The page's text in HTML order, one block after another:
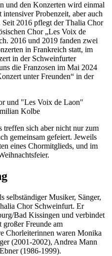
und den Konzerten wird einmal
Probenzeit, aber auch
Seit 2016 pflegt der Thalia Chor
Chor „Les Voix de
2016 und 2019 fanden zwei
in Frankreich statt, im
in der Schweinfurter
die Franzosen im Mai 2024
unter Freunden“ in der
sich aber nicht nur zum
gemeinsam gefeiert. Jeweils
eines Chormitglieds, und im
selbständiger Musiker, Sänger,
Chor Schweinfurt. Er
Bad Kissingen und verbindet
Freunde am
Chorleiterinnen waren Monika
(2001-2002), Andrea Mann
(1986-1999).